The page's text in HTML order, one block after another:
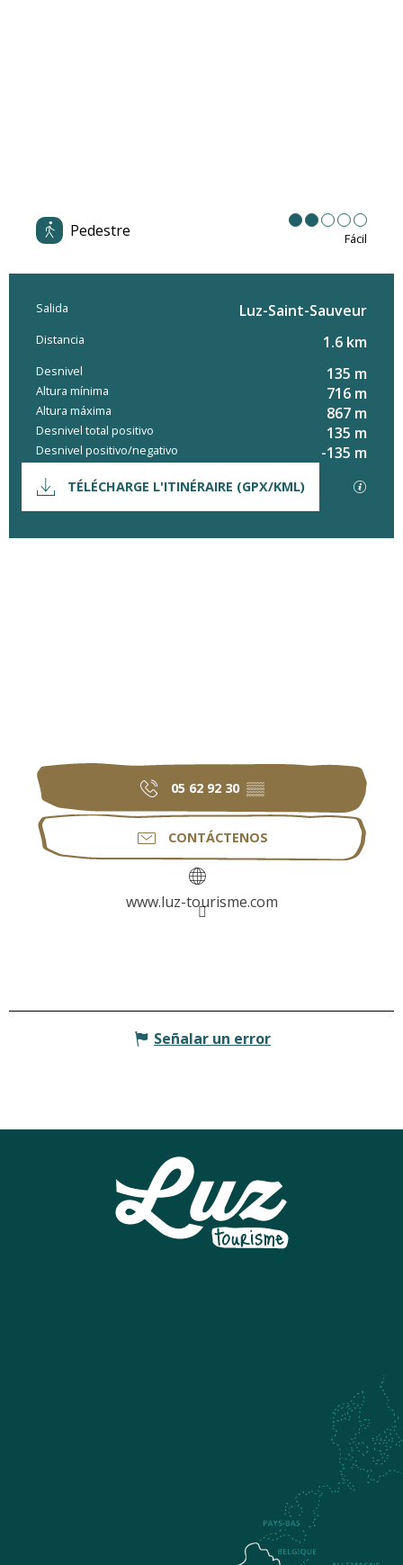
Pedestre Fácil
Información práctica
Salida Luz-Saint-Sauveur
Distancia 1.6 km
Desnivel 135 m
Altura mínima 716 m
Altura máxima 867 m
Desnivel total positivo 135 m
Desnivel positivo/negativo -135 m
Documentación
TÉLÉCHARGE L'ITINÉRAIRE (GPX/KML) Los
Horarios y datos de contacto
05 62 92 30 ▒▒
CONTÁCTENOS
www.luz-tourisme.com
Señalar un error